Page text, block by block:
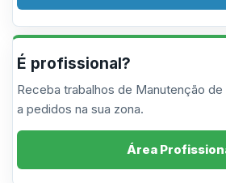
É profissional?
Receba trabalhos de Manutenção
a pedidos na sua zona.
Área